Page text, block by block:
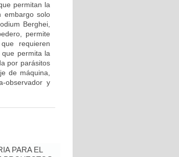
permitan la
embargo solo
Berghei,
permite
requieren
permita la
por parásitos
de máquina,
observador y
PARA EL